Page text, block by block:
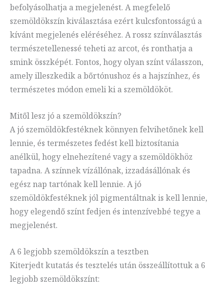
befolyásolhatja a megjelenést. A megfelelő
szemöldökszín kiválasztása ezért kulcsfontosságú a
kívánt megjelenés eléréséhez. A rossz színválasztás
természetellenessé teheti az arcot, és ronthatja a
smink összképét. Fontos, hogy olyan színt válasszon,
amely illeszkedik a bőrtónushoz és a hajszínhez, és
természetes módon emeli ki a szemöldököt.
Mitől lesz jó a szemöldökszín?
A jó szemöldökfestéknek könnyen felvihetőnek kell
lennie, és természetes fedést kell biztosítania
anélkül, hogy elnehezítené vagy a szemöldökhöz
tapadna. A színnek vízállónak, izzadásállónak és
egész nap tartónak kell lennie. A jó
szemöldökfestéknek jól pigmentáltnak is kell lennie,
hogy elegendő színt fedjen és intenzívebbé tegye a
megjelenést.
A 6 legjobb szemöldökszín a tesztben
Kiterjedt kutatás és tesztelés után összeállítottuk a 6
legjobb szemöldökszínt: